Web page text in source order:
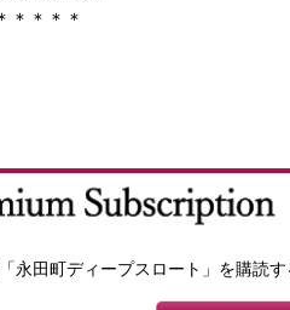
＊＊＊＊
永田町ディープスロート」を購読